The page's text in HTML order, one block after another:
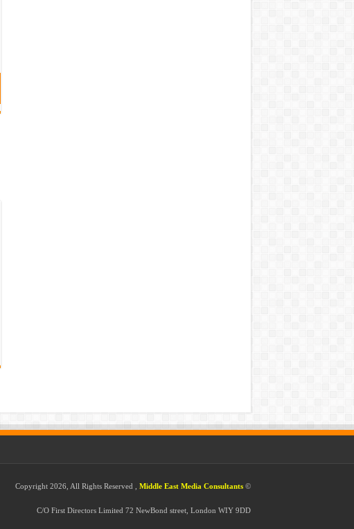
© Copyright 2026, All Rights Reserved ,
Middle East Media Consultants
C/O First Directors Limited 72 NewBond street, London WIY 9DD